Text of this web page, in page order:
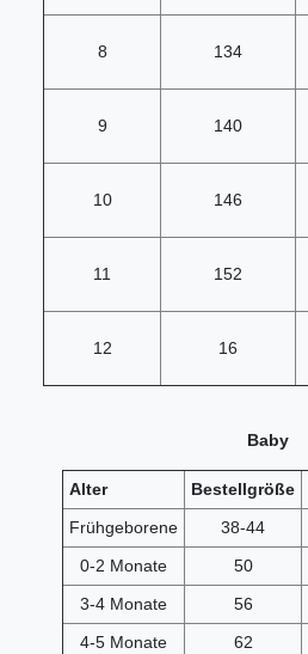
8 134
9 140
10 146
11 152
12 16
Baby
Alter Bestellgröße
Frühgeborene
38-44
0-2 Monate
50
3-4 Monate
56
4-5 Monate
62